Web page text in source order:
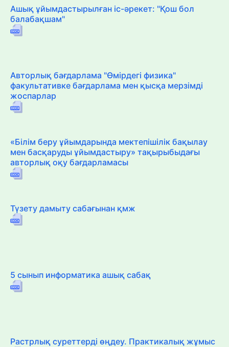
Ашық ұйымдастырылған іс-әрекет: "Қош бол
балабақшам"
Авторлық бағдарлама "Өмірдегі физика"
факультативке бағдарлама мен қысқа мерзімді
жоспарлар
«Білім беру ұйымдарында мектепішілік бақылау
мен басқаруды ұйымдастыру» тақырыбыдағы
авторлық оқу бағдарламасы
Түзету дамыту сабағынан қмж
5 сынып информатика ашық сабақ
Растрлық суреттерді өңдеу. Практикалық жұмыс